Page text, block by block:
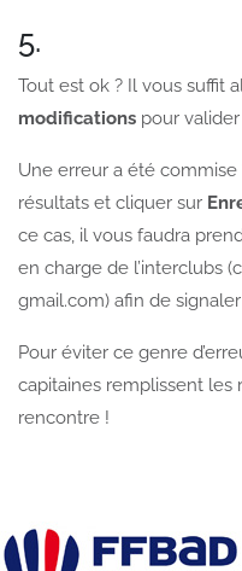
5.
Tout est ok ? Il vous suffit
modifications pour
Une erreur a été
résultats et cliquer sur
ce cas, il vous faudra
en charge de l’interclubs
gmail.com) afin de
Pour éviter ce genre
capitaines remplissent les
rencontre !